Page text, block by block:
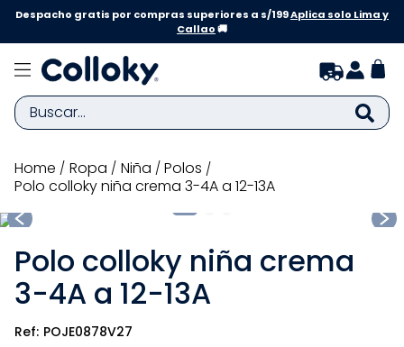
Despacho gratis por compras superiores a s/199Aplica solo Lima y
Callao🚚
Buscar...
ropa niña
polos
Polo colloky niña crema 3-4A a 12-13A
Polo colloky niña crema
3-4A a 12-13A
POJE0878V27
TÉRMINOS MÁS BUSCADOS
1.
zapatillas niña
2.
3.
medias
4.
sandalias